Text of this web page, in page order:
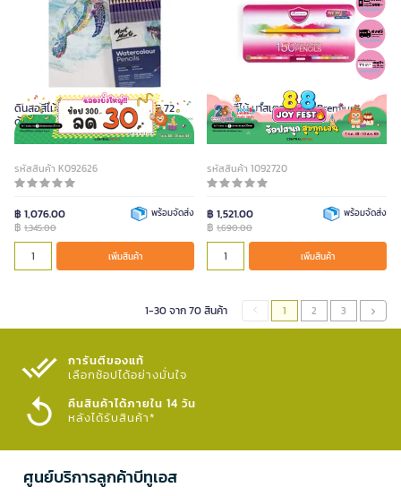
ดินสอสีไม้ระบายน้ำ MONT MARTE 72
ด้าม
รหัสสินค้า K092626
฿ 1,076.00
฿ 1,345.00
พร้อมจัดส่ง
เพิ่มสินค้า
ดินสอสีไม้ มาสเตอร์อาร์ต Premium
Grade (150สี)
รหัสสินค้า 1092720
฿ 1,521.00
฿ 1,690.00
พร้อมจัดส่ง
เพิ่มสินค้า
1-30 จาก 70 สินค้า 1 2 3
การันตีของแท้
เลือกช้อปได้อย่างมั่นใจ​
คืนสินค้าได้ภายใน 14 วัน
หลังได้รับสินค้า*
ศูนย์บริการลูกค้าบีทูเอส